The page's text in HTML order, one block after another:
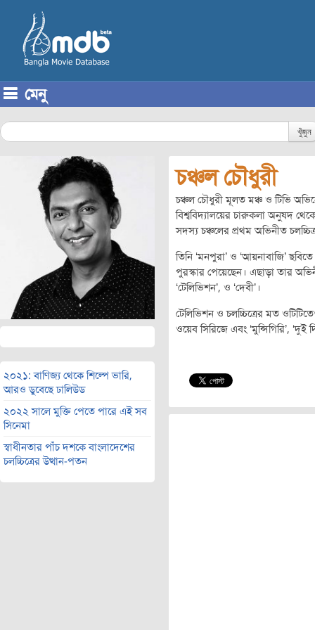
মেনু
খুঁজুন
২০২১: বাণিজ্য থেকে শিল্পে ভারি,
আরও ডুবেছে ঢালিউড
২০২২ সালে মুক্তি পেতে পারে এই সব
সিনেমা
স্বাধীনতার পাঁচ দশকে বাংলাদেশের
চলচ্চিত্রের উত্থান-পতন
চঞ্চল চৌধুরী
চঞ্চল চৌধুরী মূলত মঞ্চ ও টিভি
বিশ্ববিদ্যালয়ের চারুকলা অনুষদ
সদস্য চঞ্চলের প্রথম অভিনীত
তিনি ‘মনপুরা’ ও ‘আয়নাবাজি’
পুরস্কার পেয়েছেন। এছাড়া তার
‘টেলিভিশন’, ও ‘দেবী’।
টেলিভিশন ও চলচ্চিত্রের মত
ওয়েব সিরিজে এবং ‘মুন্সিগিরি’,